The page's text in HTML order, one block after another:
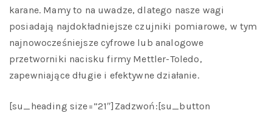
karane. Mamy to na uwadze, dlatego nasze wagi
posiadają najdokładniejsze czujniki pomiarowe, w tym
najnowocześniejsze cyfrowe lub analogowe
przetworniki nacisku firmy Mettler-Toledo,
zapewniające długie i efektywne działanie.
[su_heading size=”21″]Zadzwoń:[su_button